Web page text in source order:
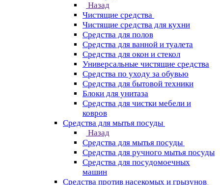
Назад
Чистящие средства
Чистящие средства для кухни
Средства для полов
Средства для ванной и туалета
Средства для окон и стекол
Универсальные чистящие средства
Средства по уходу за обувью
Средства для бытовой техники
Блоки для унитаза
Средства для чистки мебели и
ковров
Средства для мытья посуды
Назад
Средства для мытья посуды
Средства для ручного мытья посуды
Средства для посудомоечных
машин
Средства против насекомых и грызунов